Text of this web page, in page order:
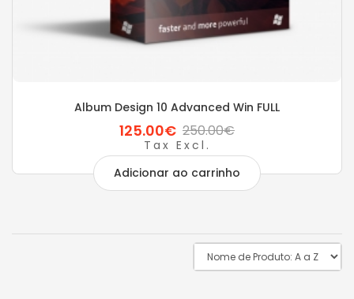
Album Design 10 Advanced Win FULL
125.00€ 250.00€
Tax Excl.
Adicionar ao carrinho